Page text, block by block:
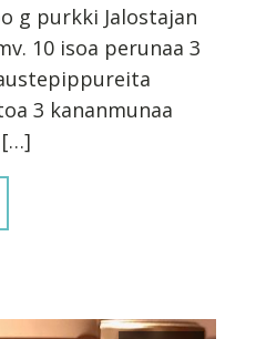
g purkki Jalostajan
10 isoa perunaa 3
3 kananmunaa
[…]